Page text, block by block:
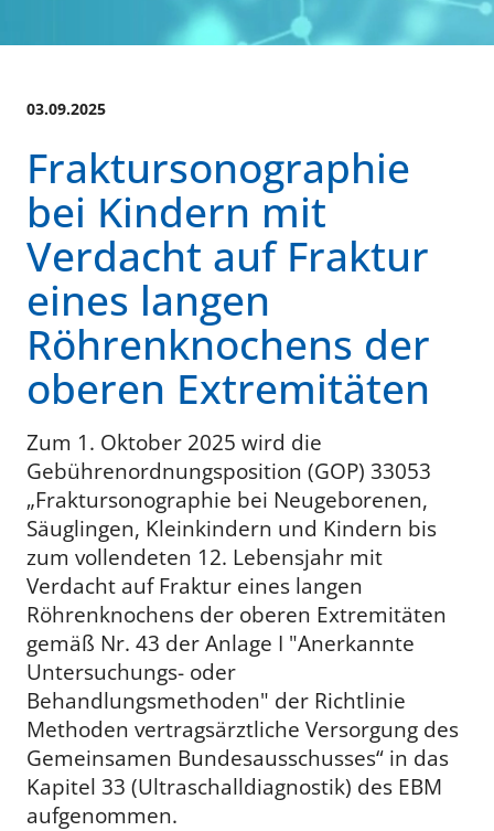
03.09.2025
Fraktursonographie
bei Kindern mit
Verdacht auf Fraktur
eines langen
Röhrenknochens der
oberen Extremitäten
Zum 1. Oktober 2025 wird die
Gebührenordnungsposition (GOP) 33053
„Fraktursonographie bei Neugeborenen,
Säuglingen, Kleinkindern und Kindern bis
zum vollendeten 12. Lebensjahr mit
Verdacht auf Fraktur eines langen
Röhrenknochens der oberen Extremitäten
gemäß Nr. 43 der Anlage I "Anerkannte
Untersuchungs- oder
Behandlungsmethoden" der Richtlinie
Methoden vertragsärztliche Versorgung des
Gemeinsamen Bundesausschusses“ in das
Kapitel 33 (Ultraschalldiagnostik) des EBM
aufgenommen.